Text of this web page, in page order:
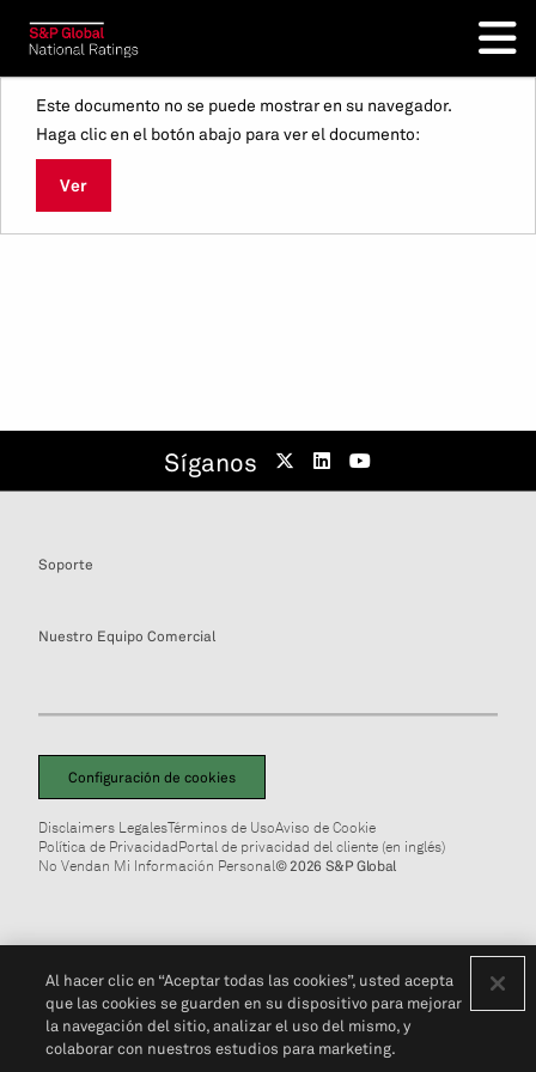
Este documento no se puede mostrar en su navegador.
Haga clic en el botón abajo para ver el documento:
Ver
Síganos
Soporte
Nuestro Equipo Comercial
Configuración de cookies
Disclaimers LegalesTérminos de UsoAviso de Cookie
Política de PrivacidadPortal de privacidad del cliente (en inglés)
No Vendan Mi Información Personal© 2026 S&P Global
Al hacer clic en “Aceptar todas las cookies”, usted acepta
que las cookies se guarden en su dispositivo para mejorar
la navegación del sitio, analizar el uso del mismo, y
colaborar con nuestros estudios para marketing.